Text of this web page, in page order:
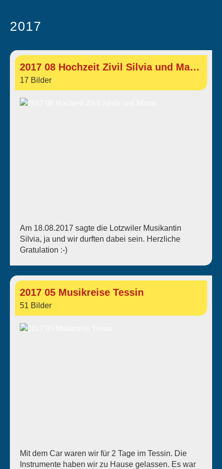
2017
2017 08 Hochzeit Zivil Silvia und Martin
17 Bilder
Am 18.08.2017 sagte die Lotzwiler Musikantin
Silvia, ja und wir durften dabei sein. Herzliche
Gratulation :-)
2017 05 Musikreise Tessin
51 Bilder
Mit dem Car waren wir für 2 Tage im Tessin. Die
Instrumente haben wir zu Hause gelassen. Es war